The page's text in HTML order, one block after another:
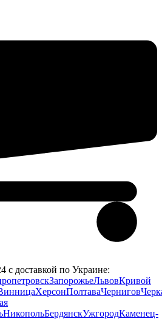
с доставкой по Украине:
ЗапорожьеЛьвовКривой
ХерсонПолтаваЧернигов
НикопольБердянскУжгородКаменец-